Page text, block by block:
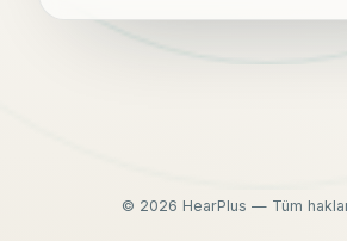
© 2026 HearPlus — Tüm